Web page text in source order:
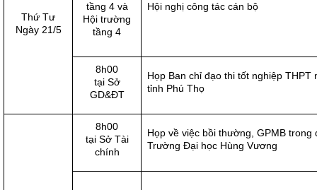
Thứ Tư
Ngày 21/5
tầng 4 và
Hội trường
tầng 4
Hội nghị công tác cán bộ
8h00
tại Sở
GD&ĐT
Họp Ban chỉ đạo thi tốt nghiệp THPT
tỉnh Phú Thọ
8h00
tại Sở Tài
chính
Họp về việc bồi thường, GPMB trong
Trường Đại học Hùng Vương